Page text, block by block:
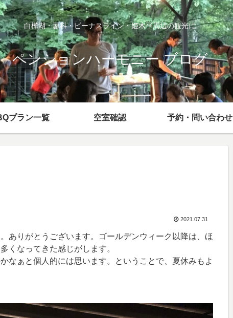
白樺湖・蓼科・ビーナスライン・姫木平周辺の観光に
ペンションハーモニー ブログ
プラン一覧 空室確認 予約・問い合わせ
2021.07.31
ありがとうございます。ゴールデンウィーク以降は、ほ
くなってきた感じがします。
なぁと個人的には思います。ということで、夏休みもよ